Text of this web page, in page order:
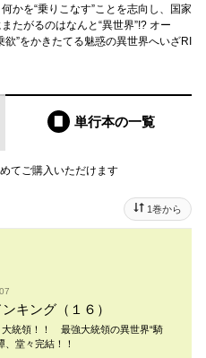
かを“乗りこなす”ことを志向し、国家
たがるのはなんと“異世界”!? オー
”をかきたてる魅惑の異世界へいざRI
単行本の一覧
てご購入いただけます
1巻から
キング（１６）
大統領！！ 最強大統領の異世界“騎
、堂々完結！！